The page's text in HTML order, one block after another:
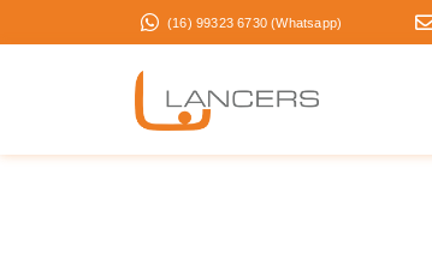
(16) 99323 6730 (Whatsapp)